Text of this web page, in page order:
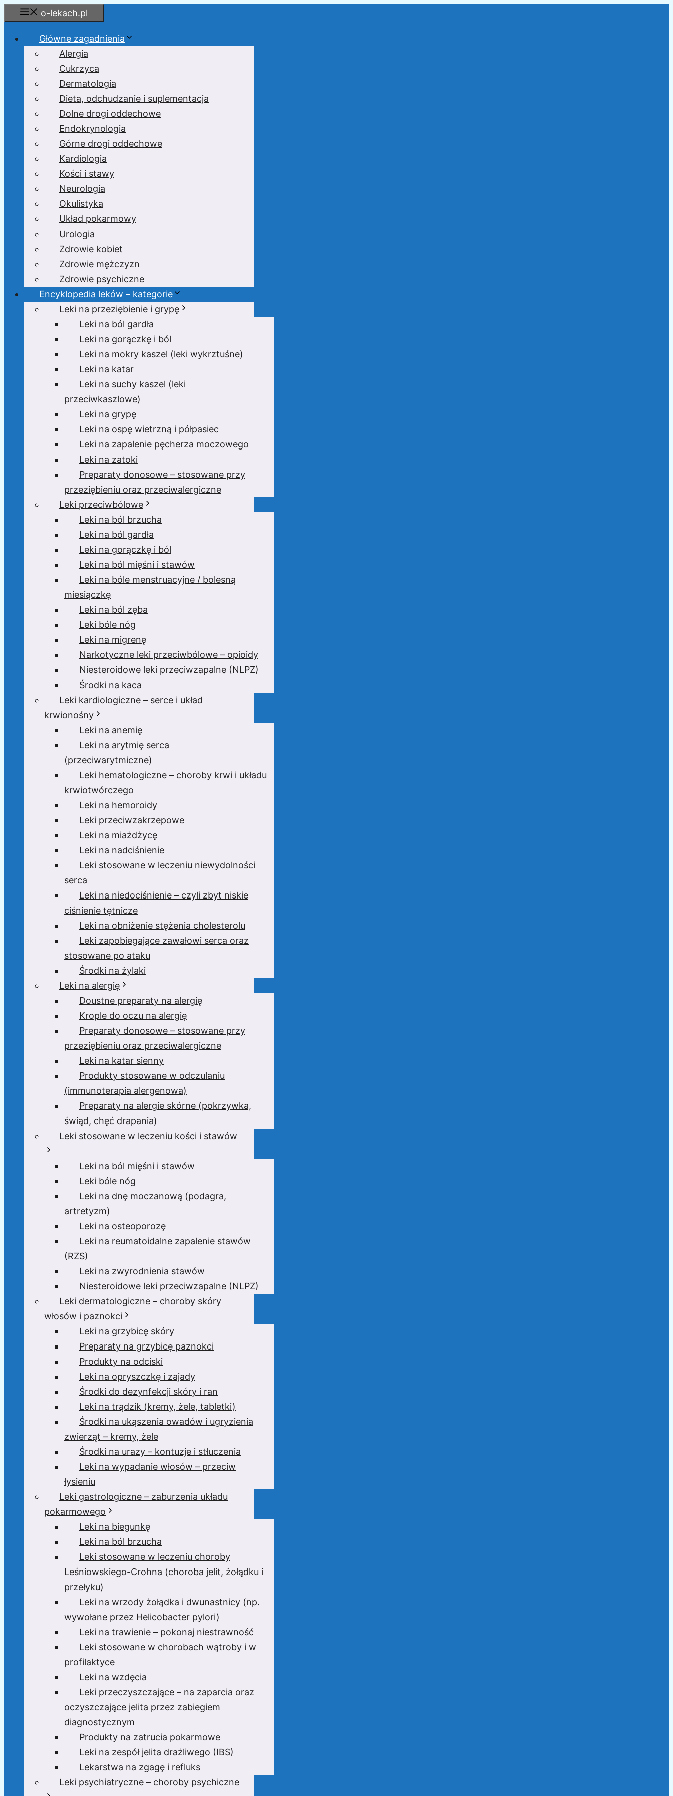
Przejdź
do
o-lekach.pl
Główne zagadnienia
Alergia
Cukrzyca
Dermatologia
Dieta, odchudzanie i suplementacja
Dolne drogi oddechowe
Endokrynologia
Górne drogi oddechowe
Kardiologia
Kości i stawy
Neurologia
Okulistyka
Układ pokarmowy
Urologia
Zdrowie kobiet
Zdrowie mężczyzn
Zdrowie psychiczne
Encyklopedia leków – kategorie
Leki na przeziębienie i grypę
Leki na ból gardła
Leki na gorączkę i ból
Leki na mokry kaszel (leki wykrztuśne)
Leki na katar
Leki na suchy kaszel (leki
przeciwkaszlowe)
Leki na grypę
Leki na ospę wietrzną i półpasiec
Leki na zapalenie pęcherza moczowego
Leki na zatoki
Preparaty donosowe – stosowane przy
przeziębieniu oraz przeciwalergiczne
Leki przeciwbólowe
Leki na ból brzucha
Leki na ból gardła
Leki na gorączkę i ból
Leki na ból mięśni i stawów
Leki na bóle menstruacyjne / bolesną
miesiączkę
Leki na ból zęba
Leki bóle nóg
Leki na migrenę
Narkotyczne leki przeciwbólowe – opioidy
Niesteroidowe leki przeciwzapalne (NLPZ)
Środki na kaca
Leki kardiologiczne – serce i układ
krwionośny
Leki na anemię
Leki na arytmię serca
(przeciwarytmiczne)
Leki hematologiczne – choroby krwi i układu
krwiotwórczego
Leki na hemoroidy
Leki przeciwzakrzepowe
Leki na miażdżycę
Leki na nadciśnienie
Leki stosowane w leczeniu niewydolności
serca
Leki na niedociśnienie – czyli zbyt niskie
ciśnienie tętnicze
Leki na obniżenie stężenia cholesterolu
Leki zapobiegające zawałowi serca oraz
stosowane po ataku
Środki na żylaki
Leki na alergię
Doustne preparaty na alergię
Krople do oczu na alergię
Preparaty donosowe – stosowane przy
przeziębieniu oraz przeciwalergiczne
Leki na katar sienny
Produkty stosowane w odczulaniu
(immunoterapia alergenowa)
Preparaty na alergie skórne (pokrzywka,
świąd, chęć drapania)
Leki stosowane w leczeniu kości i stawów
Leki na ból mięśni i stawów
Leki bóle nóg
Leki na dnę moczanową (podagra,
artretyzm)
Leki na osteoporozę
Leki na reumatoidalne zapalenie stawów
(RZS)
Leki na zwyrodnienia stawów
Niesteroidowe leki przeciwzapalne (NLPZ)
Leki dermatologiczne – choroby skóry
włosów i paznokci
Leki na grzybicę skóry
Preparaty na grzybicę paznokci
Produkty na odciski
Leki na opryszczkę i zajady
Środki do dezynfekcji skóry i ran
Leki na trądzik (kremy, żele, tabletki)
Środki na ukąszenia owadów i ugryzienia
zwierząt – kremy, żele
Środki na urazy – kontuzje i stłuczenia
Leki na wypadanie włosów – przeciw
łysieniu
Leki gastrologiczne – zaburzenia układu
pokarmowego
Leki na biegunkę
Leki na ból brzucha
Leki stosowane w leczeniu choroby
Leśniowskiego-Crohna (choroba jelit, żołądku i
przełyku)
Leki na wrzody żołądka i dwunastnicy (np.
wywołane przez Helicobacter pylori)
Leki na trawienie – pokonaj niestrawność
Leki stosowane w chorobach wątroby i w
profilaktyce
Leki na wzdęcia
Leki przeczyszczające – na zaparcia oraz
oczyszczające jelita przez zabiegiem
diagnostycznym
Produkty na zatrucia pokarmowe
Leki na zespół jelita drażliwego (IBS)
Lekarstwa na zgagę i refluks
Leki psychiatryczne – choroby psychiczne